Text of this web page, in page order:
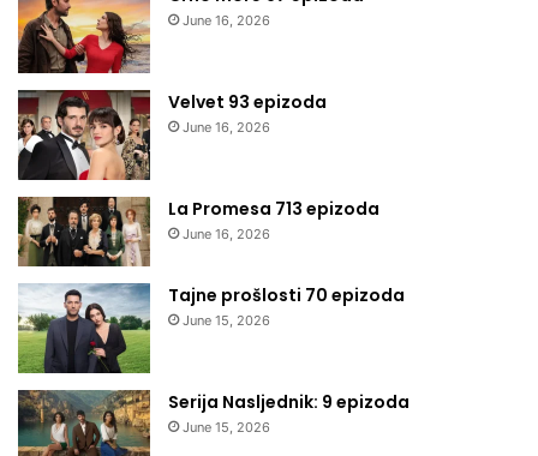
June 16, 2026
Velvet 93 epizoda
June 16, 2026
La Promesa 713 epizoda
June 16, 2026
Tajne prošlosti 70 epizoda
June 15, 2026
Serija Nasljednik: 9 epizoda
June 15, 2026